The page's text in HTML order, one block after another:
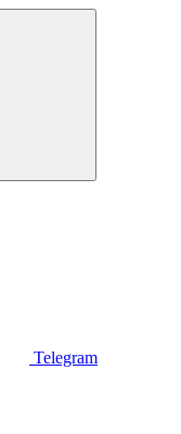
Telegram